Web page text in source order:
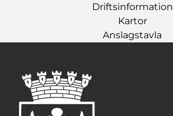
Driftsinformation
Kartor
Anslagstavla